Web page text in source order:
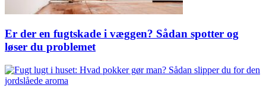
Er der en fugtskade i væggen? Sådan spotter og
løser du problemet